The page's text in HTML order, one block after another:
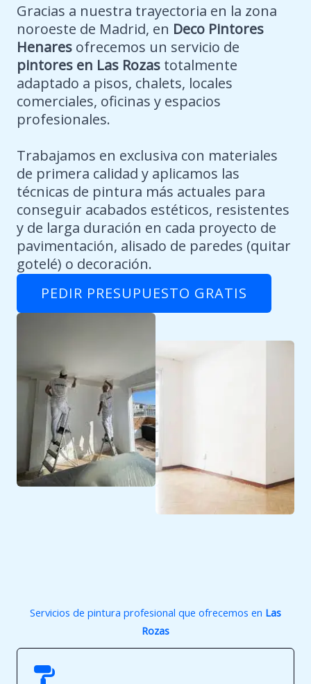
Gracias a nuestra trayectoria en la zona
noroeste de Madrid, en Deco Pintores
Henares ofrecemos un servicio de
pintores en Las Rozas totalmente
adaptado a pisos, chalets, locales
comerciales, oficinas y espacios
profesionales.
Trabajamos en exclusiva con materiales
de primera calidad y aplicamos las
técnicas de pintura más actuales para
conseguir acabados estéticos, resistentes
y de larga duración en cada proyecto de
pavimentación, alisado de paredes (quitar
gotelé) o decoración.
PEDIR PRESUPUESTO GRATIS
Servicios de pintura profesional que ofrecemos en Las
Rozas